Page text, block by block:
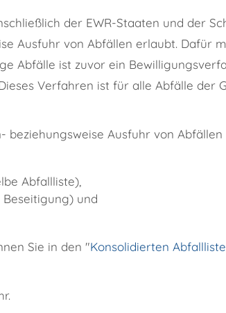
der EWR-Staaten und der
Ausfuhr von Abfällen erlaubt. Dafür
Abfälle ist zuvor ein
Verfahren ist für alle Abfälle der
beziehungsweise Ausfuhr von
Abfallliste),
und
Sie in den "Konsolidierten